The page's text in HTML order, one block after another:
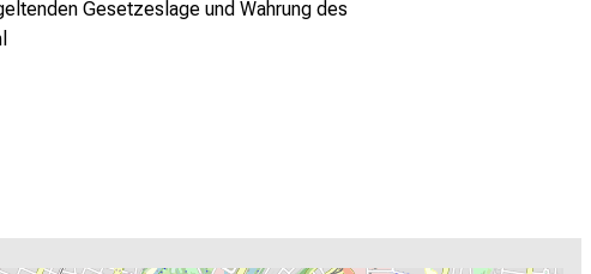
Gesetzeslage und Wahrung des